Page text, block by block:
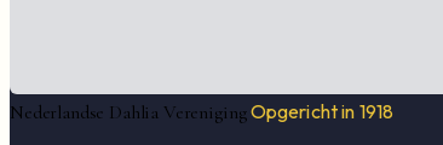
Nederlandse Dahlia VerenigingOpgericht in 1918